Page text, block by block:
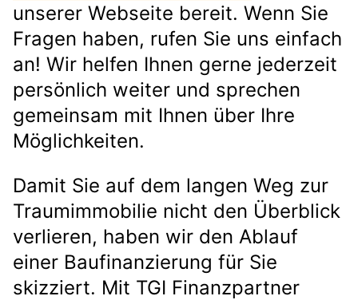
unserer Webseite bereit. Wenn Sie
Fragen haben, rufen Sie uns einfach
an! Wir helfen Ihnen gerne jederzeit
persönlich weiter und sprechen
gemeinsam mit Ihnen über Ihre
Möglichkeiten.
Damit Sie auf dem langen Weg zur
Traumimmobilie nicht den Überblick
verlieren, haben wir den Ablauf
einer Baufinanzierung für Sie
skizziert. Mit TGI Finanzpartner